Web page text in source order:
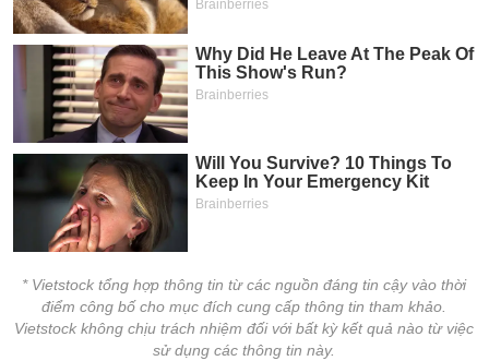
* Vietstock tổng hợp thông tin từ các nguồn đáng tin cậy vào thời
điểm công bố cho mục đích cung cấp thông tin tham khảo.
Vietstock không chịu trách nhiệm đối với bất kỳ kết quả nào từ việc
sử dụng các thông tin này.